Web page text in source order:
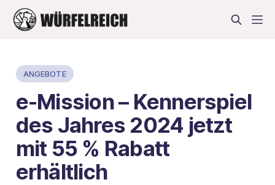
ANGEBOTE
e-Mission – Kennerspiel
des Jahres 2024 jetzt
mit 55 % Rabatt
erhältlich